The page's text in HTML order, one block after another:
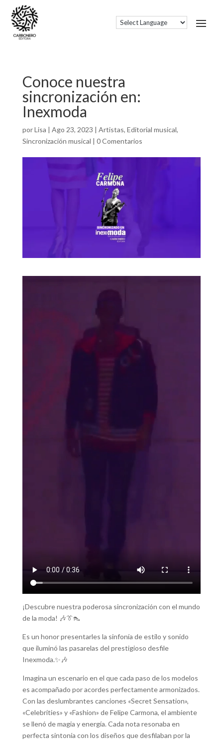
Conoce nuestra
sincronización en:
Inexmoda
porLisa | Ago 23, 2023 | Artistas, Editorial musical,
Sincronización musical | 0 Comentarios
¡Descubre nuestra poderosa sincronización con el mundo
de la moda! 🎶👔👠
Es un honor presentarles la sinfonía de estilo y sonido
que iluminó las pasarelas del prestigioso desfile
Inexmoda.✨🎶
Imagina un escenario en el que cada paso de los modelos
es acompañado por acordes perfectamente armonizados.
Con las deslumbrantes canciones «Secret Sensation»,
«Celebrities» y «Fashion» de Felipe Carmona, el ambiente
se llenó de magia y energía. Cada nota resonaba en
perfecta sintonía con los diseños que desfilaban por la